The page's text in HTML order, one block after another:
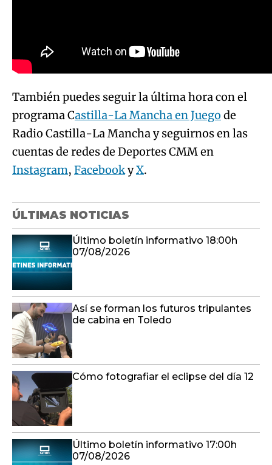
También puedes seguir la última hora con el
programa Castilla-La Mancha en Juego de
Radio Castilla-La Mancha y seguirnos en las
cuentas de redes de Deportes CMM en
Instagram, FacebookyX.
ÚLTIMAS NOTICIAS
Último boletín informativo 18:00h
07/08/2026
Así se forman los futuros tripulantes
de cabina en Toledo
Cómo fotografiar el eclipse del día 12
Último boletín informativo 17:00h
07/08/2026